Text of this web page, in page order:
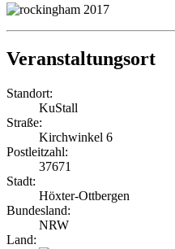
Veranstaltungsort
Standort:
KuStall
Straße:
Kirchwinkel 6
Postleitzahl:
37671
Stadt:
Höxter-Ottbergen
Bundesland:
NRW
Land: